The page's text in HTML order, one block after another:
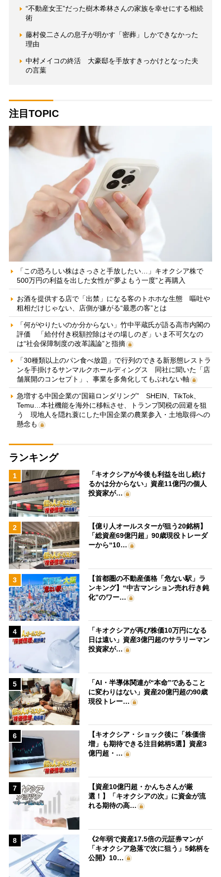
“不動産女王”だった樹木希林さんの家族を幸せにする相続
術
藤村俊二さんの息子が明かす「密葬」しかできなかった
理由
中村メイコの終活 大豪邸を手放すきっかけとなった夫
の言葉
注目TOPIC
「この恐ろしい株はさっさと手放したい…」キオクシア株で
500万円の利益を出した女性が“夢よもう一度”と再購入
お酒を提供する店で「出禁」になる客のトホホな生態 嘔吐や
粗相だけじゃない、店側が嫌がる“最悪の客”とは
「何がやりたいのか分からない」竹中平蔵氏が語る高市内閣の
評価 「給付付き税額控除はその場しのぎ」いま不可欠なの
は“社会保障制度の改革議論”と指摘
「30種類以上のパン食べ放題」で行列のできる新形態レストラ
ンを手掛けるサンマルクホールディングス 同社に聞いた「店
舗展開のコンセプト」、事業を多角化してもぶれない軸
急増する中国企業の“国籍ロンダリング” SHEIN、TikTok、
Temu…本社機能を海外に移転させ、トランプ関税の回避を狙
う 現地人を隠れ蓑にした中国企業の農業参入・土地取得への
懸念も
ランキング
1
「キオクシアが今後も利益を出し続け
るかは分からない」資産11億円の個人
投資家が…
2
【億り人オールスターが狙う20銘柄】
「総資産69億円超」90歳現役トレーダ
ーから“10…
3
【首都圏の不動産価格「危ない駅」ラ
ンキング】“中古マンション売れ行き鈍
化”のワー…
4
「キオクシアが再び株価10万円になる
日は遠い」資産3億円超のサラリーマン
投資家が…
5
「AI・半導体関連が“本命”であること
に変わりはない」資産20億円超の90歳
現役トレー…
6
【キオクシア・ショック後に「株価倍
増」も期待できる注目銘柄5選】資産3
億円超・…
7
【資産10億円超・かんちさんが厳
選！】「キオクシアの次」に資金が流
れる期待の高…
8
《2年弱で資産17.5倍の元証券マンが
「キオクシア急落で次に狙う」5銘柄を
公開》10…